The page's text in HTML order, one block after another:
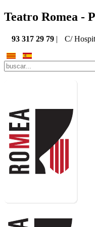
Teatro Romea -
93 317 29 79 | C/